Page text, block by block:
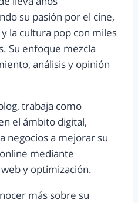
su pasión por el cine,
la cultura pop con miles
Su enfoque mezcla
análisis y opinión
trabaja como
el ámbito digital,
negocios a mejorar su
mediante
y optimización.
más sobre su